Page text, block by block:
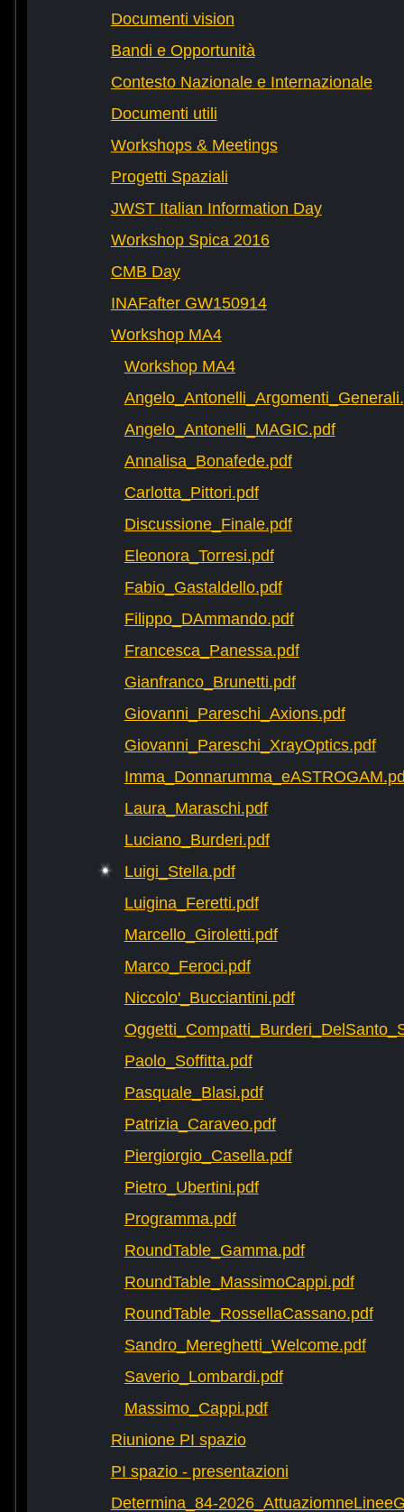
Documenti vision
Bandi e Opportunità
Contesto Nazionale e Internazionale
Documenti utili
Workshops & Meetings
Progetti Spaziali
JWST Italian Information Day
Workshop Spica 2016
CMB Day
INAFafter GW150914
Workshop MA4
Workshop MA4
Angelo_Antonelli_MAGIC.pdf
Annalisa_Bonafede.pdf
Carlotta_Pittori.pdf
Discussione_Finale.pdf
Eleonora_Torresi.pdf
Fabio_Gastaldello.pdf
Filippo_DAmmando.pdf
Francesca_Panessa.pdf
Gianfranco_Brunetti.pdf
Giovanni_Pareschi_Axions.pdf
Giovanni_Pareschi_XrayOptics.pdf
Laura_Maraschi.pdf
Luciano_Burderi.pdf
Luigi_Stella.pdf
Luigina_Feretti.pdf
Marcello_Giroletti.pdf
Marco_Feroci.pdf
Niccolo'_Bucciantini.pdf
Paolo_Soffitta.pdf
Pasquale_Blasi.pdf
Patrizia_Caraveo.pdf
Piergiorgio_Casella.pdf
Pietro_Ubertini.pdf
Programma.pdf
RoundTable_Gamma.pdf
RoundTable_MassimoCappi.pdf
RoundTable_RossellaCassano.pdf
Sandro_Mereghetti_Welcome.pdf
Saverio_Lombardi.pdf
Massimo_Cappi.pdf
Riunione PI spazio
PI spazio - presentazioni
Determina_84-